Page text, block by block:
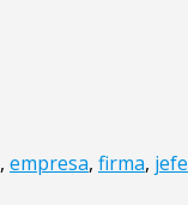
, empresa, firma, jefe